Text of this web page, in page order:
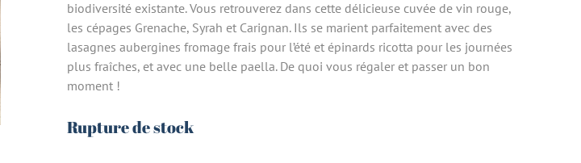
biodiversité existante. Vous retrouverez dans cette délicieuse cuvée de vin rouge,
les cépages Grenache, Syrah et Carignan. Ils se marient parfaitement avec des
lasagnes aubergines fromage frais pour l’été et épinards ricotta pour les journées
plus fraîches, et avec une belle paella. De quoi vous régaler et passer un bon
moment !
Rupture de stock